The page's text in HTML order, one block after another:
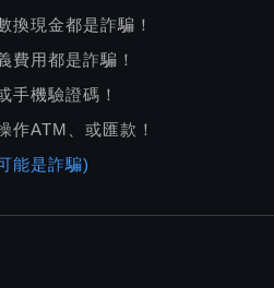
換現金都是詐騙！
費用都是詐騙！
手機驗證碼！
作ATM、或匯款！
能是詐騙)